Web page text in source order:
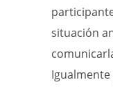
situación